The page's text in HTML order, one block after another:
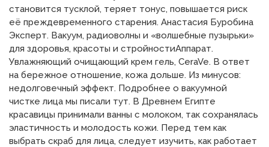
становится тусклой, теряет тонус, повышается риск
её преждевременного старения. Анастасия Буробина
Эксперт. Вакуум, радиоволны и «волшебные пузырьки»
для здоровья, красоты и стройностиАппарат.
Увлажняющий очищающий крем гель, CeraVe. В ответ
на бережное отношение, кожа дольше. Из минусов:
недолговечный эффект. Подробнее о вакуумной
чистке лица мы писали тут. В Древнем Египте
красавицы принимали ванны с молоком, так сохранялась
эластичность и молодость кожи. Перед тем как
выбрать скраб для лица, следует изучить, как работает